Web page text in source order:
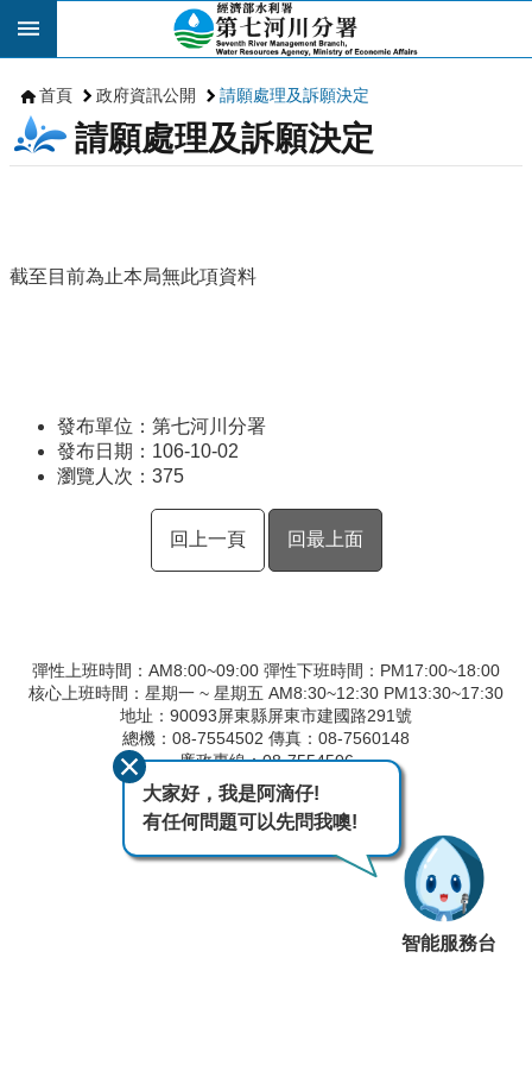
跳到主要內容區塊
首頁 政府資訊公開 請願處理及訴願決定
請願處理及訴願決定
截至目前為止本局無此項資料
發布單位：第七河川分署
發布日期：106-10-02
瀏覽人次： 375
回上一頁 回最上面
彈性上班時間：AM8:00~09:00 彈性下班時間：PM17:00~18:00
核心上班時間：星期一 ~ 星期五 AM8:30~12:30 PM13:30~17:30
地址：90093屏東縣屏東市建國路291號
總機：08-7554502 傳真：08-7560148
廉政專線：08-7554506
最後異動日期115-08-07
瀏覽人次375
大家好，我是阿滴仔!
有任何問題可以先問我噢!
智能服務台